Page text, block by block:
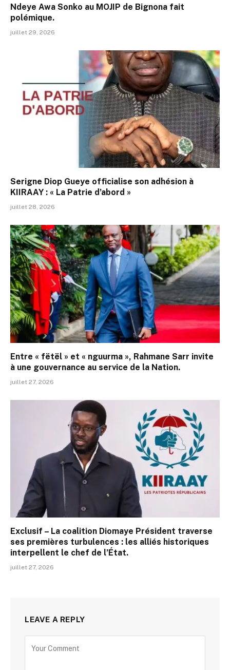
Ndeye Awa Sonko au MOJIP de Bignona fait
polémique.
juillet 29, 2026
Serigne Diop Gueye officialise son adhésion à
KIIRAAY : « La Patrie d’abord »
juillet 28, 2026
Entre « fëtël » et « nguurma », Rahmane Sarr invite
à une gouvernance au service de la Nation.
juillet 27, 2026
Exclusif – La coalition Diomaye Président traverse
ses premières turbulences : les alliés historiques
interpellent le chef de l’État.
juillet 27, 2026
LEAVE A REPLY